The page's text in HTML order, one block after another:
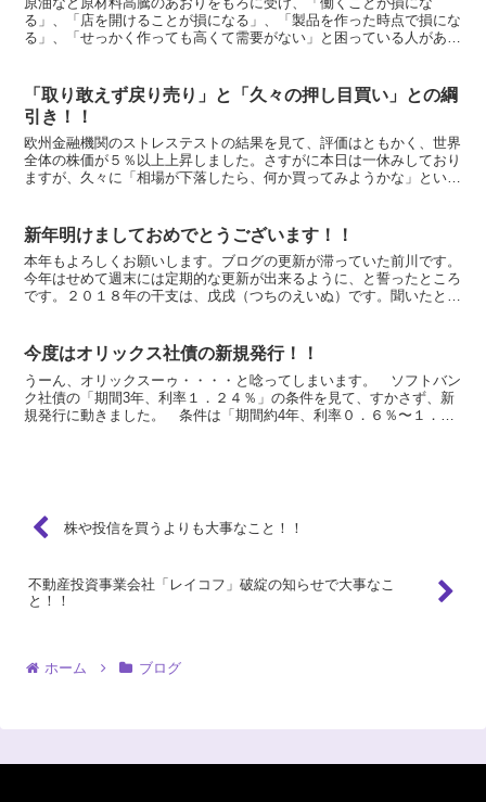
る」、「店を開けることが損になる」、「製品を作った時点で損にな
る」、「せっかく作っても高くて需要がない」と困っている人があふ
「取り敢えず戻り売り」と「久々の押し目買い」との綱
引き！！
欧州金融機関のストレステストの結果を見て、評価はともかく、世界
全体の株価が５％以上上昇しました。さすがに本日は一休みしており
ますが、久々に「相場が下落したら、何か買ってみようかな」という
新年明けましておめでとうございます！！
本年もよろしくお願いします。ブログの更新が滞っていた前川です。
今年はせめて週末には定期的な更新が出来るように、と誓ったところ
です。２０１８年の干支は、戊戌（つちのえいぬ）です。聞いたとこ
今度はオリックス社債の新規発行！！
うーん、オリックスーゥ・・・・と唸ってしまいます。 ソフトバン
ク社債の「期間3年、利率１．２４％」の条件を見て、すかさず、新
規発行に動きました。 条件は「期間約4年、利率０．６％〜１．
株や投信を買うよりも大事なこと！！
不動産投資事業会社「レイコフ」破綻の知らせで大事なこ
と！！
ホーム ブログ